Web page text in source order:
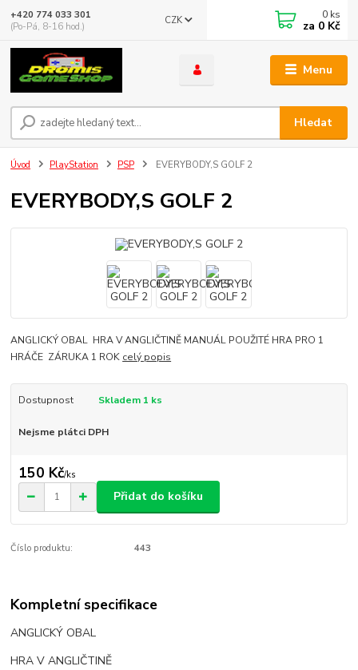
Menu
CZK
Hledat
+420 774 033 301
(Po-Pá, 8-16 hod.)
0 ks
za 0 Kč
Úvod PlayStation PSP EVERYBODY,S GOLF 2
EVERYBODY,S GOLF 2
ANGLICKÝ OBAL HRA V ANGLIČTINĚ MANUÁL POUŽITÉ HRA PRO 1
HRÁČE ZÁRUKA 1 ROK celý popis
Dostupnost Skladem 1 ks
Nejsme plátci DPH
150 Kč/ks
Přidat do košíku
Číslo produktu: 443
Kompletní specifikace
ANGLICKÝ OBAL
HRA V ANGLIČTINĚ